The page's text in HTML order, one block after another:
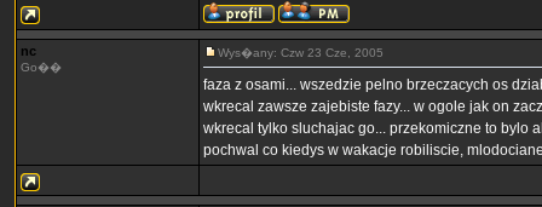
nc
Go��
Wys�any: Czw 23 Cze, 2005
faza z osami... wszedzie pelno brzeczacych os
wkrecal zawsze zajebiste fazy... w ogole jak on
wkrecal tylko sluchajac go... przekomiczne to bylo
pochwal co kiedys w wakacje robiliscie,